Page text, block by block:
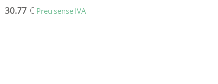
30.77 € Preu sense IVA